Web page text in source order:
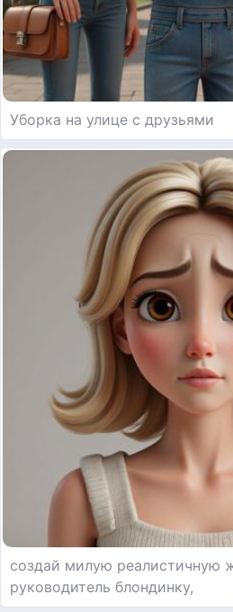
Уборка на улице с друзьями
создай милую реалистичную
руководитель блондинку,